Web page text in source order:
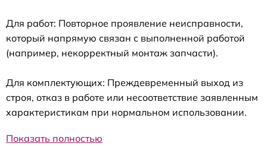
Для работ: Повторное проявление неисправности,
который напрямую связан с выполненной работой
(например, некорректный монтаж запчасти).
Для комплектующих: Преждевременный выход из
строя, отказ в работе или несоответствие заявленным
характеристикам при нормальном использовании.
Показать полностью